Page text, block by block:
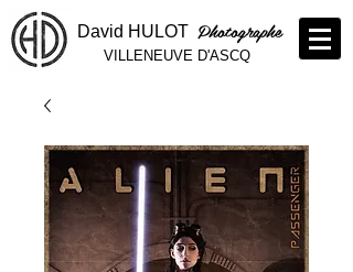
David HULOT Photographe
VILLENEUVE D'ASCQ